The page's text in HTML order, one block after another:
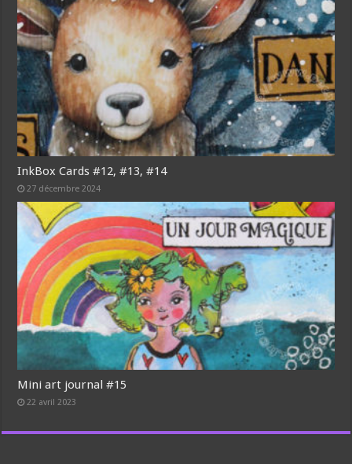
InkBox Cards #12, #13, #14
27 décembre 2024
Mini art journal #15
22 avril 2023